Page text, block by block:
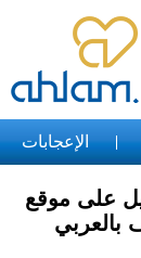
الإعجابات
على موقع
بالعربي